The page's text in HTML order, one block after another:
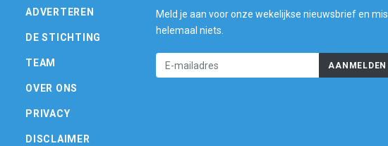
ADVERTEREN
DE STICHTING
TEAM
OVER ONS
PRIVACY
DISCLAIMER
Meld je aan voor onze wekelijkse nieuwsbrief en mis
helemaal niets.
AANMELDEN